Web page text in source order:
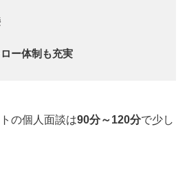
ー体制も充実
の個人面談は90分～120分で少し